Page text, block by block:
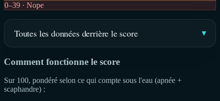
0–39 · Nope
Toutes les données derrière le score
Comment fonctionne le score
Sur 100, pondéré selon ce qui compte sous l'eau (apnée +
scaphandre) :